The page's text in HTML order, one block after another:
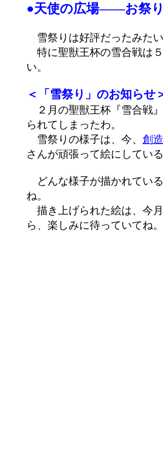
●天使の広場――お祭
雪祭りは好評だったみた
特に聖獣王杯の雪合戦は
い。
＜「雪祭り」のお知らせ
２月の聖獣王杯『雪合戦
られてしまったわ。
雪祭りの様子は、今、 創
さんが頑張って絵にしてい
どんな様子が描かれてい
ね。
描き上げられた絵は、今
ら、楽しみに待っていてね。